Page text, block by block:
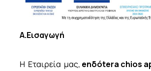
Α.Εισαγωγή
H Εταιρεία μας, enδόtera chios